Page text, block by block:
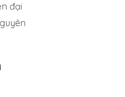
đại